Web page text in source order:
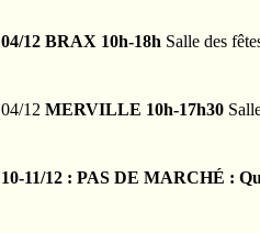
04/12 BRAX 10h-18h Salle des
04/12 MERVILLE 10h-17h30
10-11/12 : PAS DE MARCHÉ :